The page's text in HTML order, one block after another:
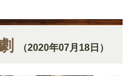
（2020年07月18日）